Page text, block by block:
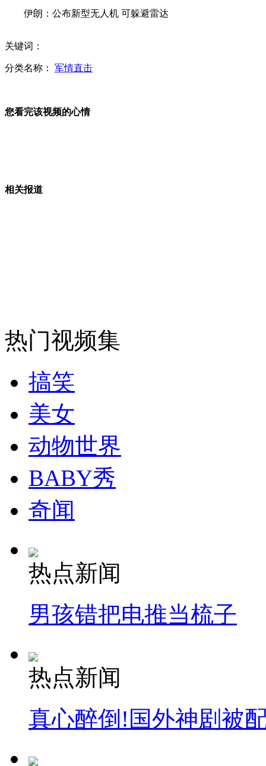
台渔船遭菲公务船袭击：两岸网民发起网络抗议
珠海旧服装出口厂现红十会编织袋
山西运城恶犬咬伤多人 警民合力深夜将其击毙
女孩北京地铁殴打老人 痛下狠手拳打脚踢
无痛分娩是否安全 医生回应
走！跟着总书记去植树
伊朗：公布新型无人机 可躲避雷达
关键词：
分类名称： 军情直击
您看完该视频的心情
相关报道
热门视频集
搞笑
美女
动物世界
BABY秀
奇闻
热点新闻
男孩错把电推当梳子
热点新闻
真心醉倒!国外神剧被